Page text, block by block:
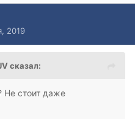
2019
сказал:
Не стоит даже